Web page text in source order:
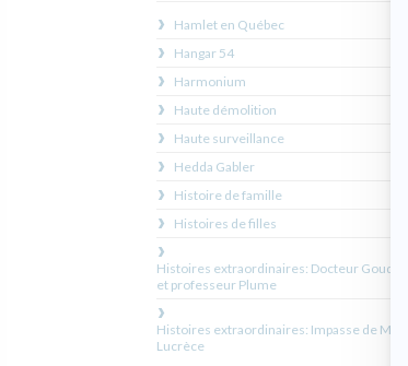
Hamlet en Québec
Hangar 54
Harmonium
Haute démolition
Haute surveillance
Hedda Gabler
Histoire de famille
Histoires de filles
Histoires extraordinaires: Docteur Goudron
et professeur Plume
Histoires extraordinaires: Impasse de Mme
Lucrèce